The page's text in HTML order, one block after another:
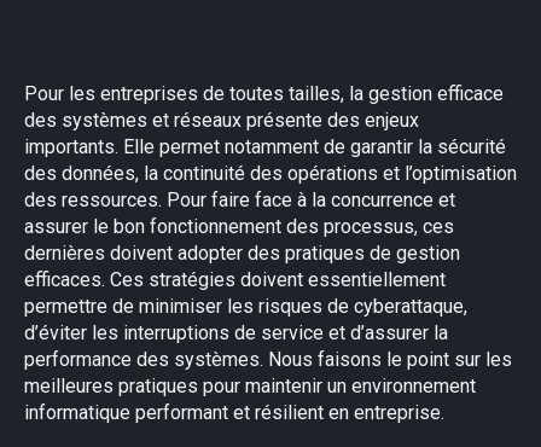
Pour les entreprises de toutes tailles, la gestion efficace
des systèmes et réseaux présente des enjeux
importants. Elle permet notamment de garantir la sécurité
des données, la continuité des opérations et l’optimisation
des ressources. Pour faire face à la concurrence et
assurer le bon fonctionnement des processus, ces
dernières doivent adopter des pratiques de gestion
efficaces. Ces stratégies doivent essentiellement
permettre de minimiser les risques de cyberattaque,
d’éviter les interruptions de service et d’assurer la
performance des systèmes. Nous faisons le point sur les
meilleures pratiques pour maintenir un environnement
informatique performant et résilient en entreprise.